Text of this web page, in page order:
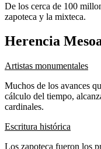
De los cerca de 100
zapoteca y la mixteca.
Herencia
Artistas monumentales
Muchos de los avances
cálculo del tiempo,
cardinales.
Escritura histórica
Los zapoteca fueron los